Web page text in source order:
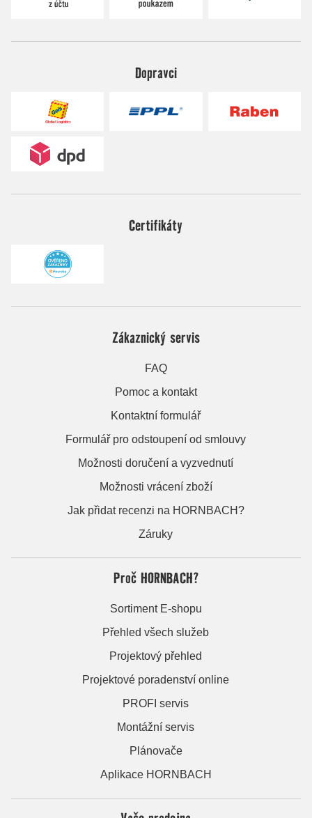
Dopravci
Certifikáty
Zákaznický servis
FAQ
Pomoc a kontakt
Kontaktní formulář
Formulář pro odstoupení od smlouvy
Možnosti doručení a vyzvednutí
Možnosti vrácení zboží
Jak přidat recenzi na HORNBACH?
Záruky
Proč HORNBACH?
Sortiment E-shopu
Přehled všech služeb
Projektový přehled
Projektové poradenství online
PROFI servis
Montážní servis
Plánovače
Aplikace HORNBACH